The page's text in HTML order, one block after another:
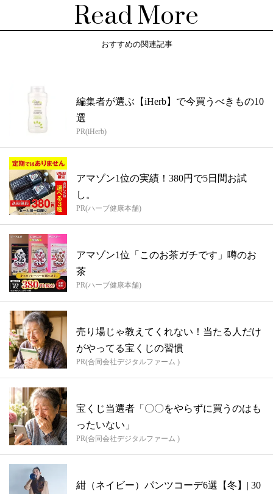
Read More
おすすめの関連記事
編集者が選ぶ【iHerb】で今買うべきもの10
選
PR(iHerb)
アマゾン1位の実績！380円で5日間お試
し。
PR(ハーブ健康本舗)
アマゾン1位「このお茶ガチです」噂のお
茶
PR(ハーブ健康本舗)
売り場じゃ教えてくれない！当たる人だけ
がやってる宝くじの習慣
PR(合同会社デジタルファーム )
宝くじ当選者「〇〇をやらずに買うのはも
ったいない」
PR(合同会社デジタルファーム )
紺（ネイビー）パンツコーデ6選【冬】| 30